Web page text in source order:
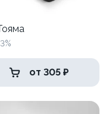
от 305 ₽